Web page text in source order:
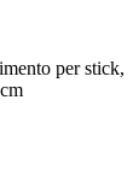
per stick,